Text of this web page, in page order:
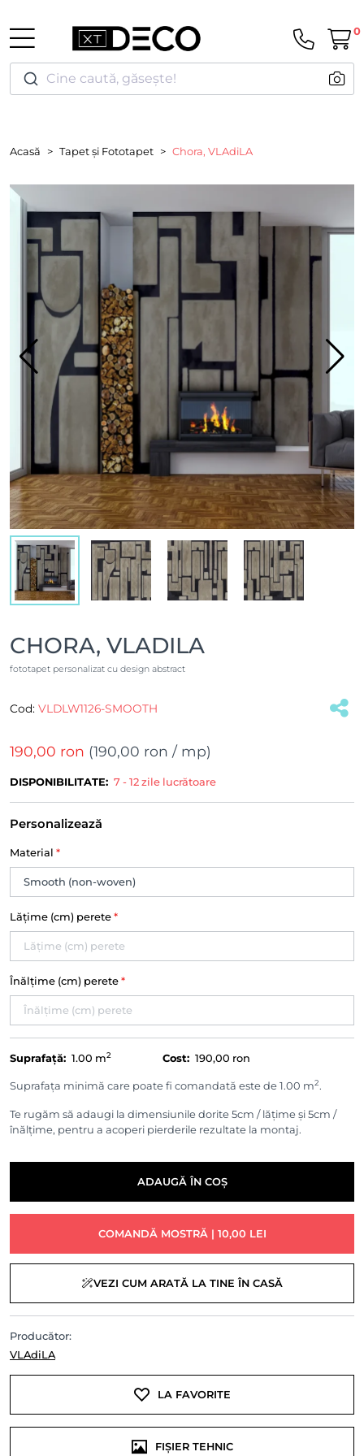
Cine caută, găsește!
0
Acasă Tapet și Fototapet Chora, VLAdiLA
CHORA, VLADILA
fototapet personalizat cu design abstract
Cod: VLDLW1126-SMOOTH
190,00 ron (190,00 ron / mp)
DISPONIBILITATE: 7 - 12 zile lucrătoare
Personalizează
Material *
Lățime (cm) perete *
Înălțime (cm) perete *
Suprafață: 1.00 m2 Cost: 190,00 ron
Suprafața minimă care poate fi comandată este de 1.00 m2.
Te rugăm să adaugi la dimensiunile dorite 5cm / lățime și 5cm /
înălțime, pentru a acoperi pierderile rezultate la montaj.
ADAUGĂ ÎN COȘ
COMANDĂ MOSTRĂ | 10,00 LEI
VEZI CUM ARATĂ LA TINE ÎN CASĂ
Producător:
VLAdiLA
LA FAVORITE
FIȘIER TEHNIC